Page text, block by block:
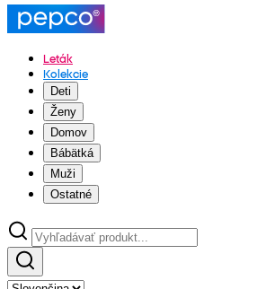
Leták
Kolekcie
Deti
Ženy
Domov
Bábätká
Muži
Ostatné